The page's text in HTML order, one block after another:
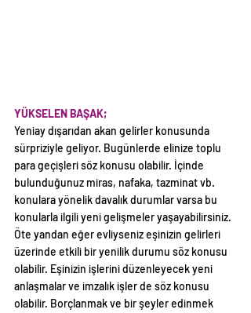
YÜKSELEN BAŞAK;
Yeniay dışarıdan akan gelirler konusunda
sürpriziyle geliyor. Bugünlerde elinize toplu
para geçişleri söz konusu olabilir. İçinde
bulunduğunuz miras, nafaka, tazminat vb.
konulara yönelik davalık durumlar varsa bu
konularla ilgili yeni gelişmeler yaşayabilirsiniz.
Öte yandan eğer evliyseniz eşinizin gelirleri
üzerinde etkili bir yenilik durumu söz konusu
olabilir. Eşinizin işlerini düzenleyecek yeni
anlaşmalar ve imzalık işler de söz konusu
olabilir. Borçlanmak ve bir şeyler edinmek